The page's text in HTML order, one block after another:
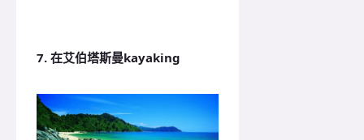
7. 在艾伯塔斯曼kayaking